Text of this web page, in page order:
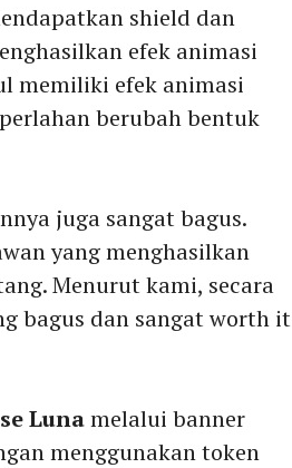
shield dan
efek animasi
memiliki efek animasi
berubah bentuk
juga sangat bagus.
yang menghasilkan
Menurut kami, secara
bagus dan sangat worth it
Lunamelalui banner
menggunakan token